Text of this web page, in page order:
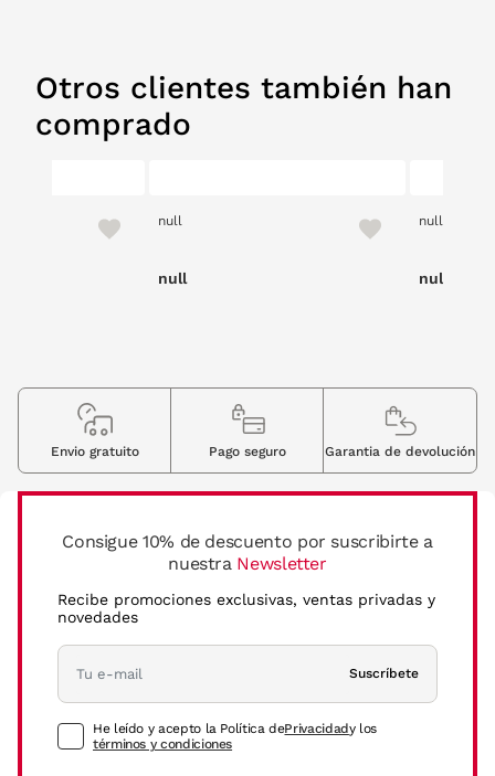
Otros clientes también han
comprado
null
null
null
null
Consigue 10% de descuento por suscribirte a
nuestra Newsletter
Recibe promociones exclusivas, ventas privadas y
novedades
Suscríbete
He leído y acepto la Política dePrivacidady los
términos y condiciones
Envio gratuito Pago seguro Garantia de devolución